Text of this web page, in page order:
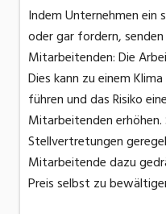
Indem Unternehmen ein
oder gar fordern,
Mitarbeitenden: Die
Dies kann zu einem
führen und das Risiko
Mitarbeitenden
Stellvertretungen
Mitarbeitende dazu
Preis selbst zu